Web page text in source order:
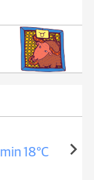
min 18°C